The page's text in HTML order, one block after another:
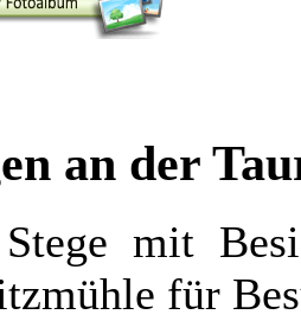
an der
mit
für